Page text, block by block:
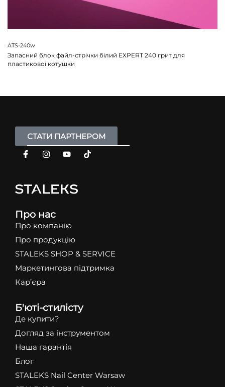
ATS-240w
Запасний блок файл-стрічки білий EXPERT 240 грит для
пластикової котушки
СТАТИ ПАРТНЕРОМ
Про нас
Про компанію
Про продукцію
STALEKS SHOP & SERVICE
Маркетингова підтримка
Кар’єра
Б'юті-стилісту
Де купити?
Догляд за інструментом
Наша гарантія
Блог
STALEKS Nail Center Warsaw